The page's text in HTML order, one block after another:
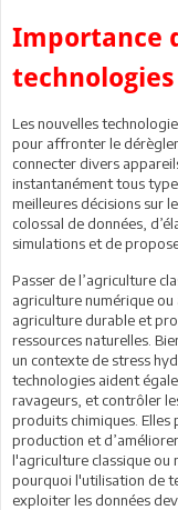
Importance
technologies
Les nouvelles
pour affronter le
connecter divers
instantanément tous
meilleures décisions sur
colossal de données,
simulations et de
Passer de l’agriculture
agriculture numérique
agriculture durable et
ressources naturelles.
un contexte de stress
technologies aident
ravageurs, et contrôler
produits chimiques.
production et
l'agriculture classique
pourquoi l'utilisation de
exploiter les données